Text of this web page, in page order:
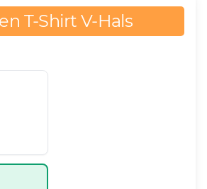
T-Shirt V-Hals